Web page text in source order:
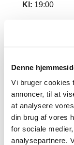
Denne
Vi bruger cookies
annoncer, til at
at analysere
din brug af vores
for sociale
analysepartnere.
Kl: 19:00